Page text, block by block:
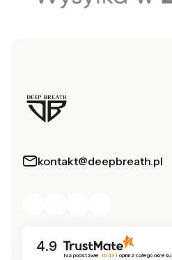
kontakt@deepbreath.pl
4.9
Na podstawie 10 431 opinii z całego okresu